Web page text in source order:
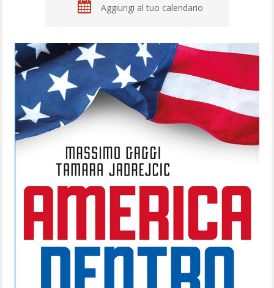
Aggiungi al tuo calendario